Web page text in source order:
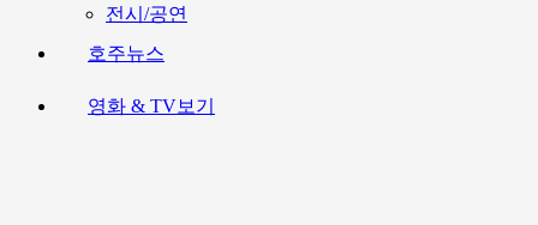
전시/공연
호주뉴스
영화 & TV보기